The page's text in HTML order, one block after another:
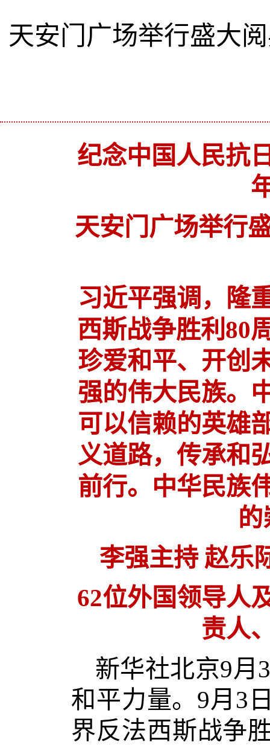
天安门广场举行盛大
纪念中国人民抗
天安门广场举行
习近平强调，隆
西斯战争胜利80
珍爱和平、开创
强的伟大民族。
可以信赖的英雄
义道路，传承和
前行。中华民族
的
李强主持 赵乐
62位外国领导人
责人
新华社北京9月
和平力量。9月3
界反法西斯战争